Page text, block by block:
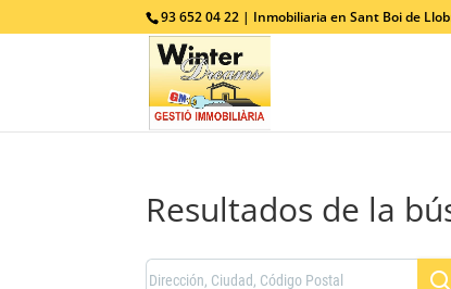
93 652 04 22 | Inmobiliaria en Sant Boi de
Resultados de la